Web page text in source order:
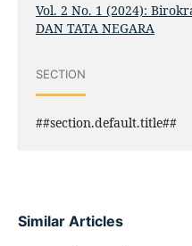
Vol. 2 No. 1 (2024):
DAN TATA NEGARA
SECTION
##section.default.title##
Similar Articles